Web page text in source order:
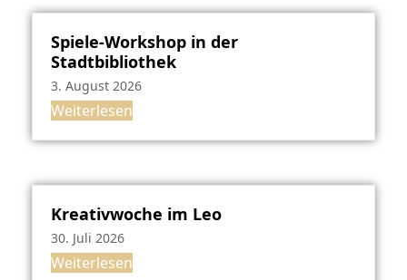
Spiele-Workshop in der
Stadtbibliothek
3. August 2026
Weiterlesen
Kreativwoche im Leo
30. Juli 2026
Weiterlesen